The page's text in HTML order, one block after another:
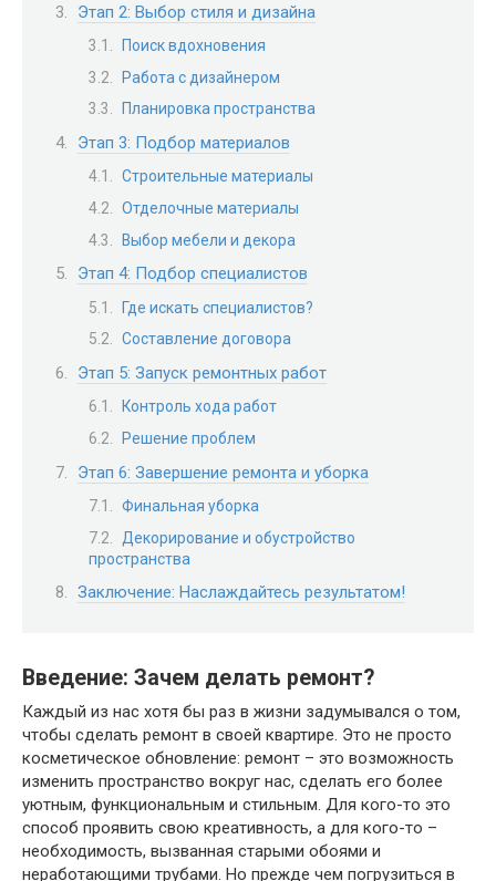
Этап 2: Выбор стиля и дизайна
Поиск вдохновения
Работа с дизайнером
Планировка пространства
Этап 3: Подбор материалов
Строительные материалы
Отделочные материалы
Выбор мебели и декора
Этап 4: Подбор специалистов
Где искать специалистов?
Составление договора
Этап 5: Запуск ремонтных работ
Контроль хода работ
Решение проблем
Этап 6: Завершение ремонта и уборка
Финальная уборка
Декорирование и обустройство
пространства
Заключение: Наслаждайтесь результатом!
Введение: Зачем делать ремонт?
Каждый из нас хотя бы раз в жизни задумывался о том,
чтобы сделать ремонт в своей квартире. Это не просто
косметическое обновление: ремонт – это возможность
изменить пространство вокруг нас, сделать его более
уютным, функциональным и стильным. Для кого-то это
способ проявить свою креативность, а для кого-то –
необходимость, вызванная старыми обоями и
неработающими трубами. Но прежде чем погрузиться в